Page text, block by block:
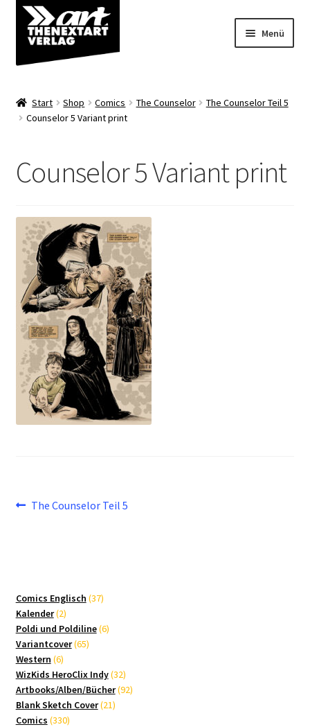
Zur
Navigation
springen
Zum
Inhalt
springen
Menü
Shop
Start Shop Comics The Counselor
The Counselor Teil 5
Counselor 5 Variant print
Counselor 5 Variant print
Beitragsnavigation
Vorheriger
The Counselor Teil 5
Comics Englisch 3737
Kalender 22
Produkte
Poldi und Poldiline 66
Variantcover 6565
Western 66
Produkte
WizKids HeroClix Indy 3232
Produkte
Artbooks/Alben/Bücher 9292
Blank Sketch Cover 2121
Comics 330330